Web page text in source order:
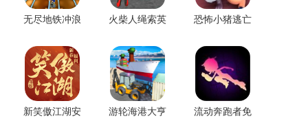
无尽地铁冲浪 火柴人绳索英 恐怖小猪逃亡
新笑傲江湖安 游轮海港大亨 流动奔跑者免